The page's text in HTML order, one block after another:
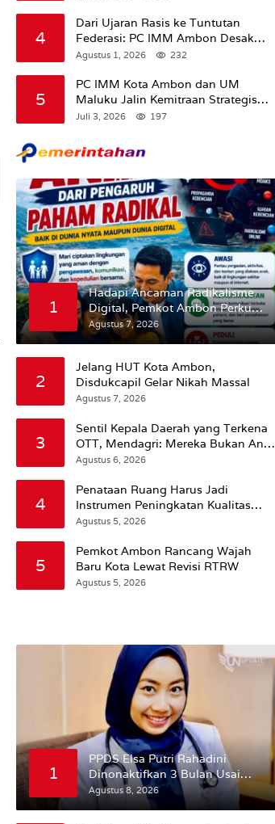
4
Dari Ujaran Rasis ke Tuntutan
Federasi: PC IMM Ambon Desak
Klarifikasi Presiden dan Imbau
Putih Di Maluku.
Agustus 1, 2026 232
5
PC IMM Kota Ambon dan UM
Maluku Jalin Kemitraan Strategis
untuk Cetak Kader Pencerah Bangsa
Kampus”
Juli 3, 2026 197
1
Hadapi Ancaman Radikalisme
Digital, Pemkot Ambon Perkuat
Peran Keluarga
Agustus 7, 2026
2
Jelang HUT Kota Ambon,
Disdukcapil Gelar Nikah Massal
Agustus 7, 2026
3
Sentil Kepala Daerah yang Terkena
OTT, Mendagri: Mereka Bukan Anak
Kemarin Sore
Agustus 6, 2026
4
Penataan Ruang Harus Jadi
Instrumen Peningkatan Kualitas
Hidup Masyarakat, Wattimena:
Susun RDTR Sebagai Dasar Hukum
Agustus 5, 2026
5
Pemkot Ambon Rancang Wajah
Baru Kota Lewat Revisi RTRW
Agustus 5, 2026
1
PPDS Elsa Putri Rahadini
Dinonaktifkan 3 Bulan Usai
Komentar yang Dinilai
Nirempati ke Pasien BPJS
Agustus 8, 2026